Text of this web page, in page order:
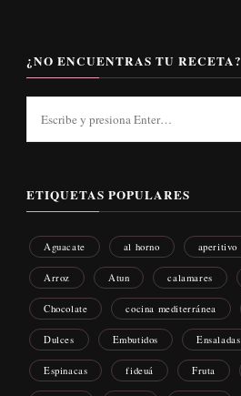
¿NO ENCUENTRAS TU RECETA?
ETIQUETAS POPULARES
Aguacate al horno aperitivo
Arroz Atun calamares
Chocolate cocina mediterránea
Dulces Embutidos Ensaladas
Espinacas fideuá Fruta